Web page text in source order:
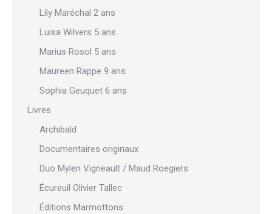
Lily Maréchal 2 ans
Luisa Wilvers 5 ans
Marius Rosol 5 ans
Maureen Rappe 9 ans
Sophia Geuquet 6 ans
Livres
Archibald
Documentaires originaux
Duo Mylen Vigneault / Maud Roegiers
Écureuil Olivier Tallec
Éditions Marmottons